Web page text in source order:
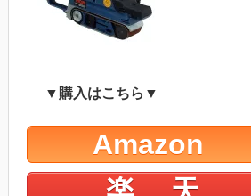
▼購入はこちら▼
Amazon